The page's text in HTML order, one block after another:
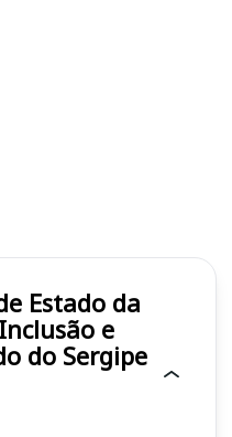
e
do Sergipe